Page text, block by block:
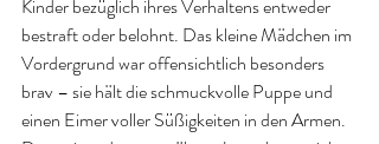
Kinder bezüglich ihres Verhaltens entweder
bestraft oder belohnt. Das kleine Mädchen im
Vordergrund war offensichtlich besonders
brav – sie hält die schmuckvolle Puppe und
einen Eimer voller Süßigkeiten in den Armen.